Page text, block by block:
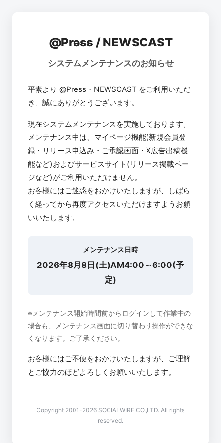
@Press / NEWSCAST
システムメンテナンスのお知らせ
平素より @Press・NEWSCAST をご利用いただ
き、誠にありがとうございます。
現在システムメンテナンスを実施しております。
メンテナンス中は、マイページ機能(新規会員登
録・リリース申込み・ご承認画面・X広告出稿機
能など)およびサービスサイト(リリース掲載ペー
ジなど)がご利用いただけません。
お客様にはご迷惑をおかけいたしますが、しばら
く経ってから再度アクセスいただけますようお願
いいたします。
メンテナンス日時
2026年8月8日(土)AM4:00～6:00(予
定)
※メンテナンス開始時間前からログインして作業中の
場合も、メンテナンス画面に切り替わり操作ができな
くなります。ご了承ください。
お客様にはご不便をおかけいたしますが、ご理解
とご協力のほどよろしくお願いいたします。
Copyright 2001-2026 SOCIALWIRE CO.,LTD. All rights
reserved.